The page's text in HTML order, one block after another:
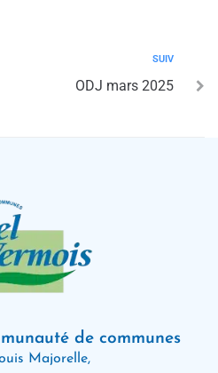
SUIV
ODJ mars 2025
de communes
Majorelle,